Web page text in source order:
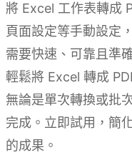
將 Excel 工作表轉成
頁面設定等手動設定
需要快速、可靠且準
輕鬆將 Excel 轉成
無論是單次轉換或批
完成。立即試用，簡
的成果。